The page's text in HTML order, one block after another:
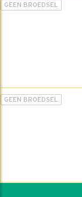
GEEN BROEDSEL
GEEN BROEDSEL